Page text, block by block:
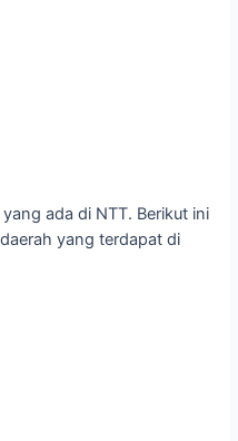
ada di NTT. Berikut ini
yang terdapat di